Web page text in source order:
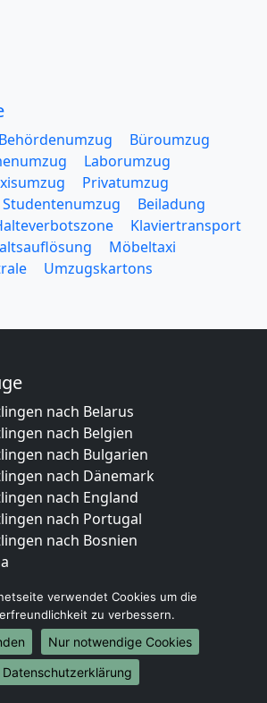
Behördenumzug
Büroumzug
Laborumzug
Privatumzug
Studentenumzug
Beiladung
Klaviertransport
Möbeltaxi
Umzugskartons
nach Belarus
nach Belgien
nach Bulgarien
nach Dänemark
nach England
nach Portugal
nach Bosnien
nach Lettland
nach Zypern
nach Kroatien
nach Estland
nach Finnland
verwendet Cookies um die
zu verbessern.
Nur notwendige Cookies
Datenschutzerklärung